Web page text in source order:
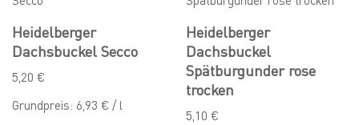
Heidelberger
Dachsbuckel Secco
5,20 €
Grundpreis: 6,93 € / l
Heidelberger
Dachsbuckel
Spätburgunder rose
trocken
5,10 €